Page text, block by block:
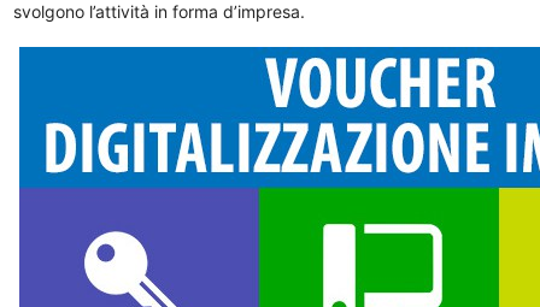
svolgono l’attività in forma d’impresa.